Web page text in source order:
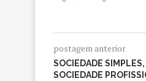
postagem anterior
SOCIEDADE
SOCIEDADE